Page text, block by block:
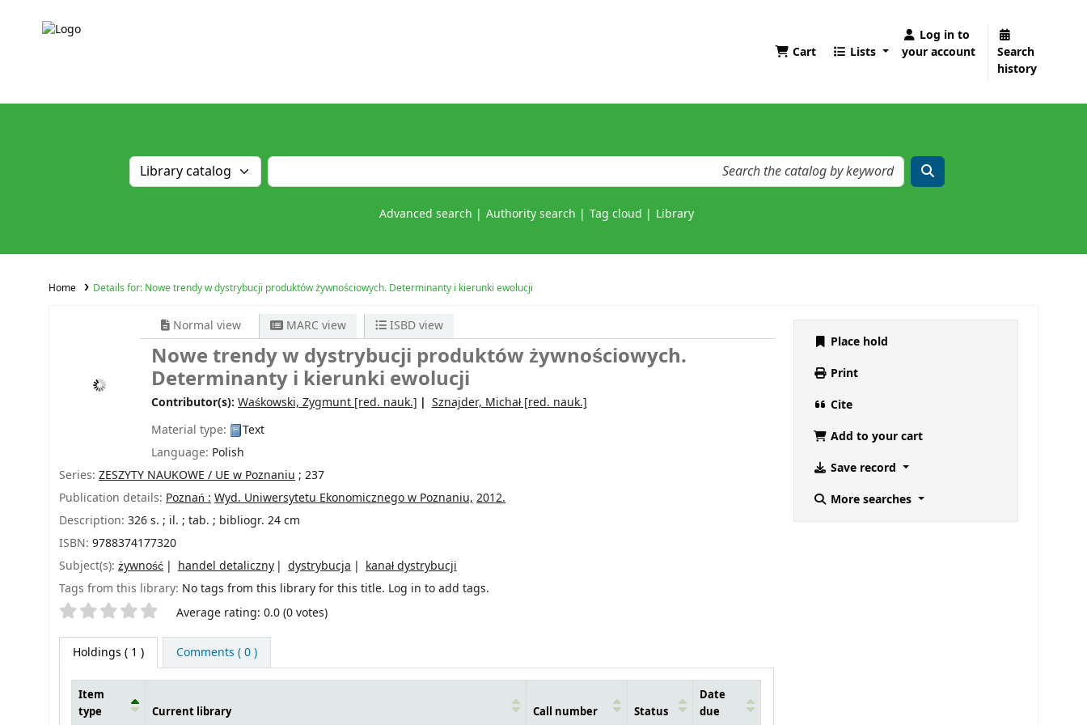
Cart Lists
Log in to
your account
Search
history
Advanced search Authority search Tag cloud Library
Home Details for: Nowe trendy w dystrybucji produktów żywnościowych. Determinanty i kierunki ewolucji
Normal view MARC view ISBD view
Nowe trendy w dystrybucji produktów żywnościowych.
Determinanty i kierunki ewolucji
Contributor(s): Waśkowski, Zygmunt [red. nauk.] Sznajder, Michał[red. nauk.]
Material type:
Text
Language: Polish
Series: ZESZYTY NAUKOWE / UE w Poznaniu ; 237
Publication details: Poznań : Wyd. Uniwersytetu Ekonomicznego w Poznaniu, 2012.
Description: 326 s. ; il. ; tab. ; bibliogr. 24 cm
ISBN: 9788374177320
Subject(s): żywność handel detaliczny dystrybucja
kanał dystrybucji
Tags from this library: No tags from this library for this title. Log in to add tags.
Star ratings Average rating: 0.0 (0 votes)
Holdings ( 1 ) Comments ( 0 )
Item
type
Current library Call number Status
Date
due
Place hold
Print
Cite
Add to your cart
Save record
More searches